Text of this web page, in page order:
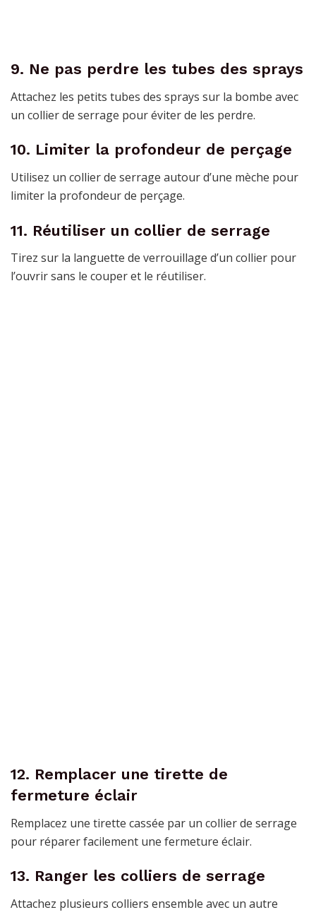
9. Ne pas perdre les tubes des sprays
Attachez les petits tubes des sprays sur la bombe avec
un collier de serrage pour éviter de les perdre.
10. Limiter la profondeur de perçage
Utilisez un collier de serrage autour d’une mèche pour
limiter la profondeur de perçage.
11. Réutiliser un collier de serrage
Tirez sur la languette de verrouillage d’un collier pour
l’ouvrir sans le couper et le réutiliser.
12. Remplacer une tirette de
fermeture éclair
Remplacez une tirette cassée par un collier de serrage
pour réparer facilement une fermeture éclair.
13. Ranger les colliers de serrage
Attachez plusieurs colliers ensemble avec un autre